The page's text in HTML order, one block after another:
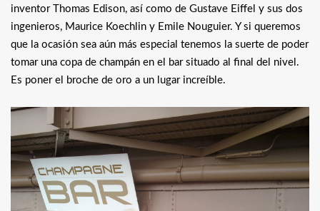
inventor Thomas Edison, así como de Gustave Eiffel y sus dos
ingenieros, Maurice Koechlin y Emile Nouguier. Y si queremos
que la ocasión sea aún más especial tenemos la suerte de poder
tomar una copa de champán en el bar situado al final del nivel.
Es poner el broche de oro a un lugar increíble.